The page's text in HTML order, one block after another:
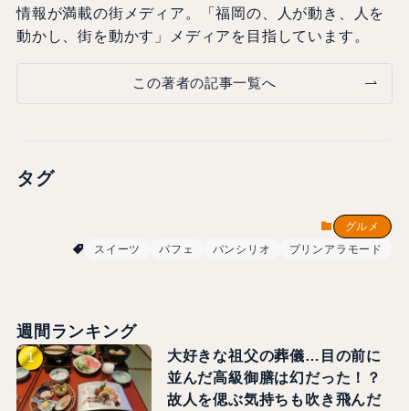
情報が満載の街メディア。「福岡の、人が動き、人を
動かし、街を動かす」メディアを目指しています。
この著者の記事一覧へ
タグ
グルメ
スイーツ
パフェ パンシリオ プリンアラモード
週間ランキング
大好きな祖父の葬儀…目の前に
並んだ高級御膳は幻だった！？
故人を偲ぶ気持ちも吹き飛んだ